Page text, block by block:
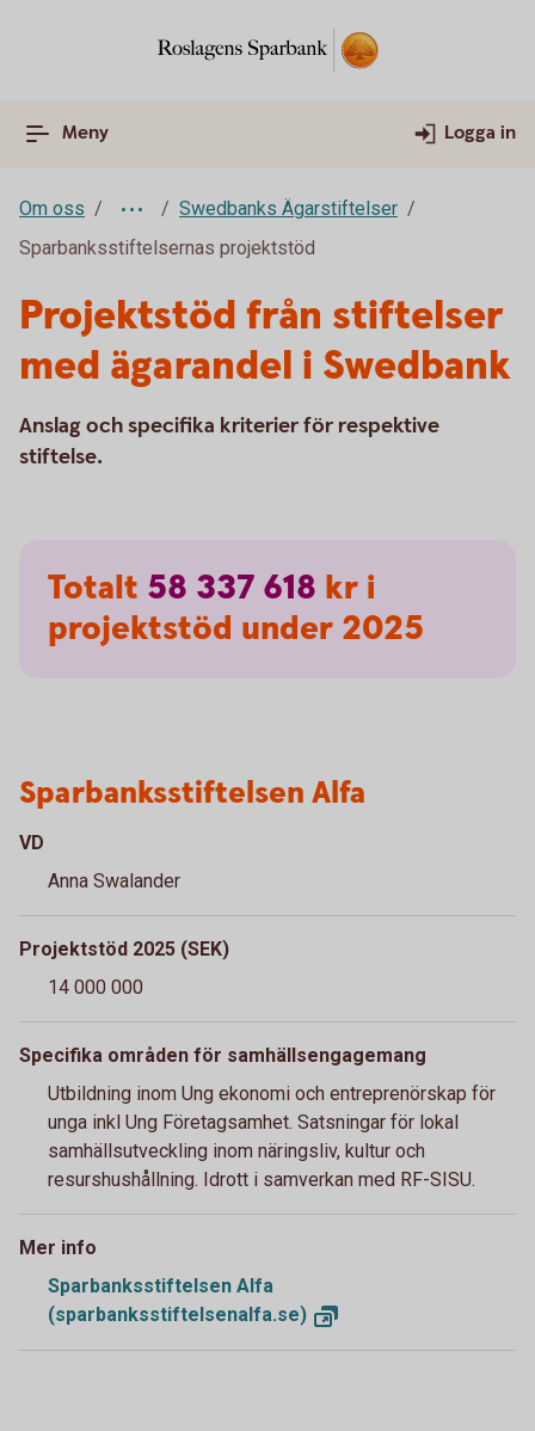
Meny Logga in
Om oss
Swedbanks Ägarstiftelser
Sparbanksstiftelsernas projektstöd
Projektstöd från stiftelser
med ägarandel i Swedbank
Anslag och specifika kriterier för respektive
stiftelse.
Totalt 58 337 618 kr i
projektstöd under 2025
Sparbanksstiftelsen Alfa
VD
Anna Swalander
Projektstöd 2025 (SEK)
14 000 000
Specifika områden för samhällsengagemang
Utbildning inom Ung ekonomi och entreprenörskap för
unga inkl Ung Företagsamhet. Satsningar för lokal
samhällsutveckling inom näringsliv, kultur och
resurshushållning. Idrott i samverkan med RF-SISU.
Mer info
Sparbanksstiftelsen Alfa
(sparbanksstiftelsenalfa.se)